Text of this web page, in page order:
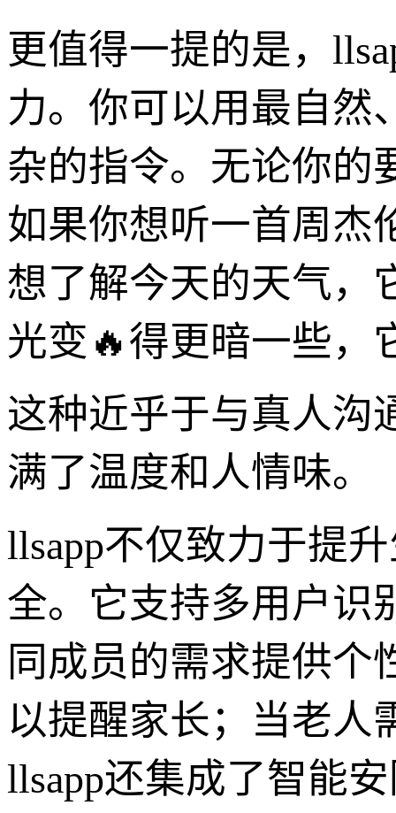
更值得一提的是，
力。你可以用最自然
杂的指令。无论你的
如果你想听一首周杰
想了解今天的天气，
光变🔥得更暗一些，
这种近乎于与真人沟
满了温度和人情味。
llsapp不仅致力于提
全。它支持多用户识
同成员的需求提供个
以提醒家长；当老人
llsapp还集成了智能